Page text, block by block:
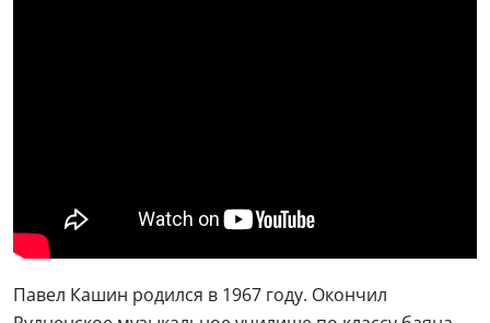
Павел Кашин родился в 1967 году. Окончил